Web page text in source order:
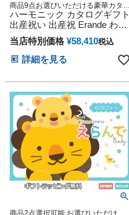
商品9点お選びいただける豪華カタロ
グギフト
ハーモニック カタログギフト
出産祝い 出産祝 Erande わく
わく ノナプルチョイス
当店特別価格 ¥58,410税込
詳細を見る
商品2点選択可能 お選びいただける